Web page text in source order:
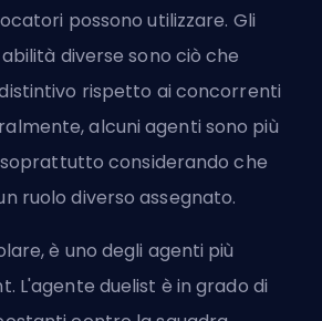
possono utilizzare. Gli
diverse sono ciò che
rispetto ai concorrenti
alcuni agenti sono più
considerando che
ruolo diverso assegnato.
è uno degli agenti più
L'agente duelist è in grado di